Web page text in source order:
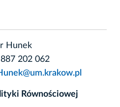
Hunek
202 062
Równościowej